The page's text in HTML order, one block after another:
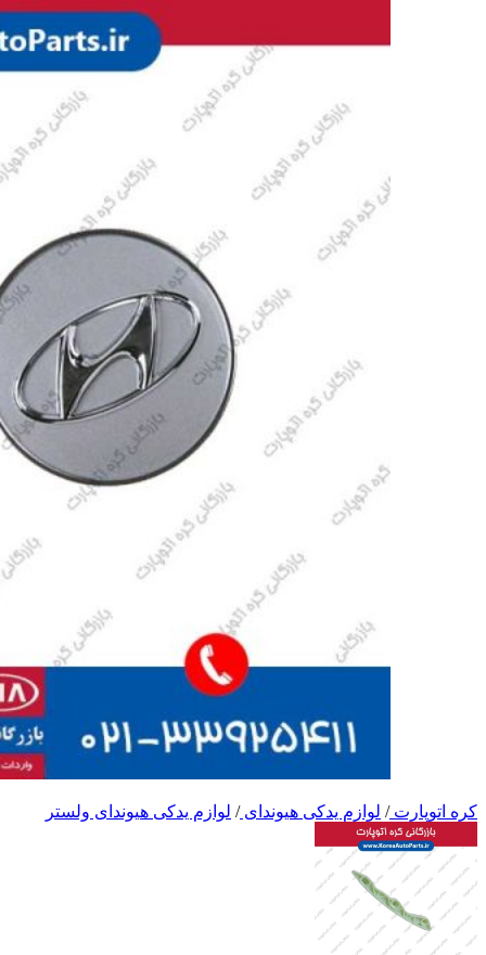
کره اتوپارت/ لوازم یدکی هیوندای/ لوازم یدکی هیوندای ولستر